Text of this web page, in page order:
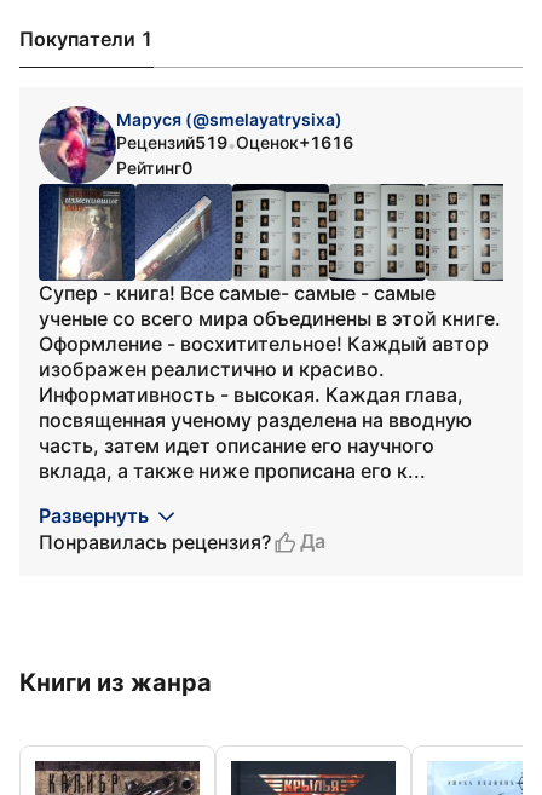
Покупатели 1
Маруся (@smelayatrysixa)
Рецензий519•Оценок+1616
Рейтинг0
Супер - книга! Все самые- самые - самые
ученые со всего мира объединены в этой книге.
Оформление - восхитительное! Каждый автор
изображен реалистично и красиво.
Информативность - высокая. Каждая глава,
посвященная ученому разделена на вводную
часть, затем идет описание его научного
вклада, а также ниже прописана его к...
Развернуть
Понравилась рецензия?
Да
Книги из жанра